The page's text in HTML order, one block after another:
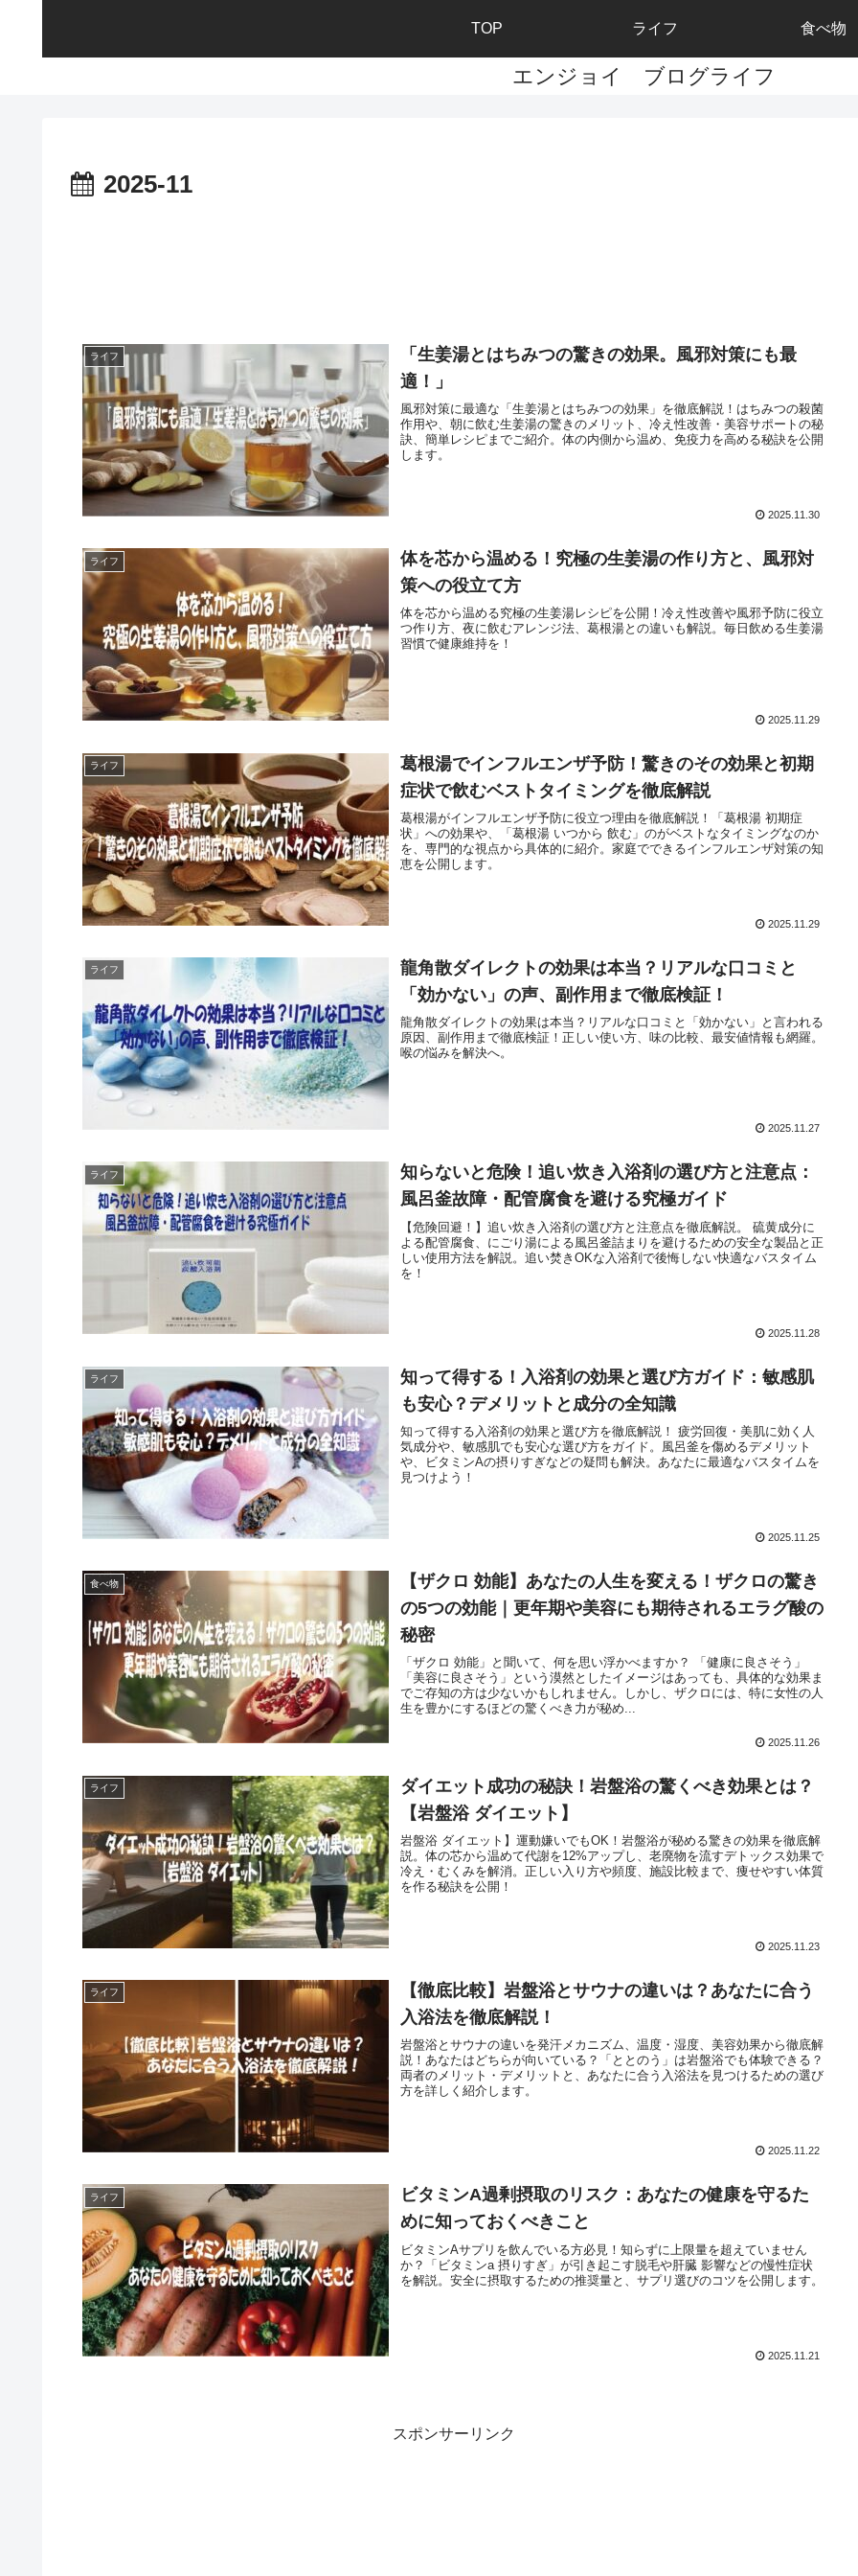
エンジョイ ブログライフ
TOP ライフ 食べ物
2025-11
ライフ
「生姜湯とはちみつの驚きの効果。風邪対策にも最
適！」
風邪対策に最適な「生姜湯とはちみつの効果」を徹底解説！はちみつの殺菌
作用や、朝に飲む生姜湯の驚きのメリット、冷え性改善・美容サポートの秘
訣、簡単レシピまでご紹介。体の内側から温め、免疫力を高める秘訣を公開
します。
2025.11.30
ライフ
体を芯から温める！究極の生姜湯の作り方と、風邪対
策への役立て方
体を芯から温める究極の生姜湯レシピを公開！冷え性改善や風邪予防に役立
つ作り方、夜に飲むアレンジ法、葛根湯との違いも解説。毎日飲める生姜湯
習慣で健康維持を！
2025.11.29
ライフ
葛根湯でインフルエンザ予防！驚きのその効果と初期
症状で飲むベストタイミングを徹底解説
葛根湯がインフルエンザ予防に役立つ理由を徹底解説！「葛根湯 初期症
状」への効果や、「葛根湯 いつから 飲む」のがベストなタイミングなのか
を、専門的な視点から具体的に紹介。家庭でできるインフルエンザ対策の知
恵を公開します。
2025.11.29
ライフ
龍角散ダイレクトの効果は本当？リアルな口コミと
「効かない」の声、副作用まで徹底検証！
龍角散ダイレクトの効果は本当？リアルな口コミと「効かない」と言われる
原因、副作用まで徹底検証！正しい使い方、味の比較、最安値情報も網羅。
喉の悩みを解決へ。
2025.11.27
ライフ
知らないと危険！追い炊き入浴剤の選び方と注意点：
風呂釜故障・配管腐食を避ける究極ガイド
【危険回避！】追い炊き入浴剤の選び方と注意点を徹底解説。 硫黄成分に
よる配管腐食、にごり湯による風呂釜詰まりを避けるための安全な製品と正
しい使用方法を解説。追い焚きOKな入浴剤で後悔しない快適なバスタイム
を！
2025.11.28
ライフ
知って得する！入浴剤の効果と選び方ガイド：敏感肌
も安心？デメリットと成分の全知識
知って得する入浴剤の効果と選び方を徹底解説！ 疲労回復・美肌に効く人
気成分や、敏感肌でも安心な選び方をガイド。風呂釜を傷めるデメリット
や、ビタミンAの摂りすぎなどの疑問も解決。あなたに最適なバスタイムを
見つけよう！
2025.11.25
食べ物
【ザクロ 効能】あなたの人生を変える！ザクロの驚き
の5つの効能｜更年期や美容にも期待されるエラグ酸の
秘密
「ザクロ 効能」と聞いて、何を思い浮かべますか？ 「健康に良さそう」
「美容に良さそう」という漠然としたイメージはあっても、具体的な効果ま
でご存知の方は少ないかもしれません。しかし、ザクロには、特に女性の人
生を豊かにするほどの驚くべき力が秘め...
2025.11.26
ライフ
ダイエット成功の秘訣！岩盤浴の驚くべき効果とは？
【岩盤浴 ダイエット】
岩盤浴 ダイエット】運動嫌いでもOK！岩盤浴が秘める驚きの効果を徹底解
説。体の芯から温めて代謝を12%アップし、老廃物を流すデトックス効果で
冷え・むくみを解消。正しい入り方や頻度、施設比較まで、痩せやすい体質
を作る秘訣を公開！
2025.11.23
ライフ
【徹底比較】岩盤浴とサウナの違いは？あなたに合う
入浴法を徹底解説！
岩盤浴とサウナの違いを発汗メカニズム、温度・湿度、美容効果から徹底解
説！あなたはどちらが向いている？「ととのう」は岩盤浴でも体験できる？
両者のメリット・デメリットと、あなたに合う入浴法を見つけるための選び
方を詳しく紹介します。
2025.11.22
ライフ
ビタミンA過剰摂取のリスク：あなたの健康を守るた
めに知っておくべきこと
ビタミンAサプリを飲んでいる方必見！知らずに上限量を超えていません
か？「ビタミンa 摂りすぎ」が引き起こす脱毛や肝臓 影響などの慢性症状
を解説。安全に摂取するための推奨量と、サプリ選びのコツを公開します。
2025.11.21
スポンサーリンク